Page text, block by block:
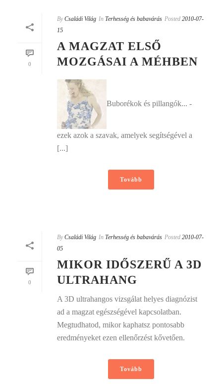
0
By Családi Világ In Terhesség és babavárás Posted 2010-07-
15
A MAGZAT ELSŐ
MOZGÁSAI A MÉHBEN
Buborékok és pillangók... -
ezek azok a szavak, amelyek segítségével a
[...]
Tovább
0
By Családi Világ In Terhesség és babavárás Posted 2010-07-
05
MIKOR IDŐSZERŰ A 3D
ULTRAHANG
A 3D ultrahangos vizsgálat helyes diagnózist
ad a magzat egészségével kapcsolatban.
Megtudhatod, mikor kaphatsz pontosabb
eredményeket ezen ellenőrzést kővetően.
Tovább